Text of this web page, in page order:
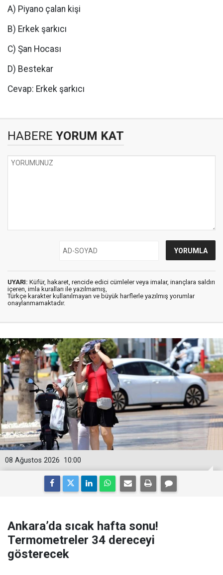
A) Piyano çalan kişi
B) Erkek şarkıcı
C) Şan Hocası
D) Bestekar
Cevap: Erkek şarkıcı
HABERE YORUM KAT
UYARI: Küfür, hakaret, rencide edici cümleler veya imalar, inançlara saldırı
içeren, imla kuralları ile yazılmamış,
Türkçe karakter kullanılmayan ve büyük harflerle yazılmış yorumlar
onaylanmamaktadır.
10:00
08 Ağustos 2026
Ankara’da sıcak hafta sonu!
Termometreler 34 dereceyi
gösterecek